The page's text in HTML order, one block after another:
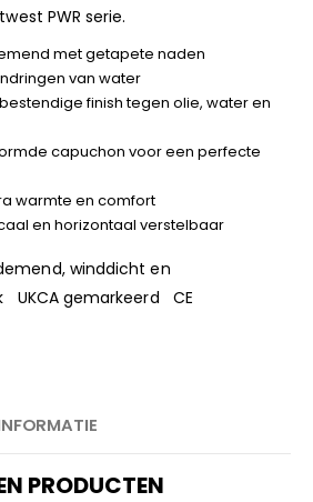
PWR serie.
met getapete naden
van water
finish tegen olie, water en
capuchon voor een perfecte
warmte en comfort
en horizontaal verstelbaar
winddicht en
UKCA gemarkeerd CE
X
PRODUCTEN